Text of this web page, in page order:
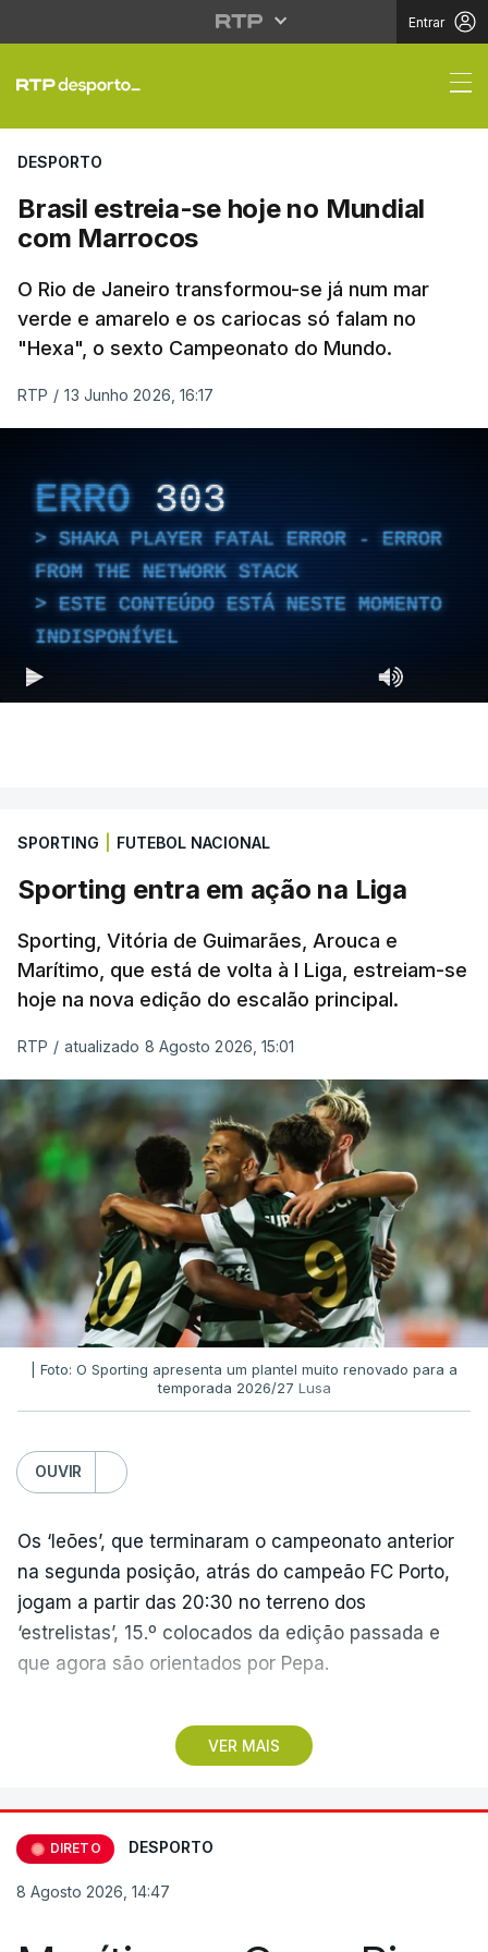
Entrar
Brasil estreia-se hoje
DESPORTO
Brasil estreia-se hoje no Mundial
com Marrocos
O Rio de Janeiro transformou-se já num mar
verde e amarelo e os cariocas só falam no
"Hexa", o sexto Campeonato do Mundo.
RTP / 13 Junho 2026, 16:17
ERRO 303
SHAKA PLAYER FATAL ERROR - ERROR
FROM THE NETWORK STACK
ESTE CONTEÚDO ESTÁ NESTE MOMENTO
INDISPONÍVEL
SPORTING FUTEBOL NACIONAL
Sporting entra em ação na Liga
Sporting, Vitória de Guimarães, Arouca e
Marítimo, que está de volta à I Liga, estreiam-se
hoje na nova edição do escalão principal.
RTP / atualizado 8 Agosto 2026, 15:01
| Foto: O Sporting apresenta um plantel muito renovado para a
temporada 2026/27 Lusa
OUVIR
VER MAIS
Os ‘leões’, que terminaram o campeonato anterior
na segunda posição, atrás do campeão FC Porto,
jogam a partir das 20:30 no terreno dos
‘estrelistas’, 15.º colocados da edição passada e
que agora são orientados por Pepa.
No primeiro encontro do dia, o Marítimo, vencedor
da II Liga, vai assinalar o regresso à 'elite' após
casa (15:30), diante do Casa Pia, formação que
apenas garantiu a manutenção no play-off.
Pelo meio dos jogos na Reboleira e na Madeira, o
DIRETO DESPORTO
8 Agosto 2026, 14:47